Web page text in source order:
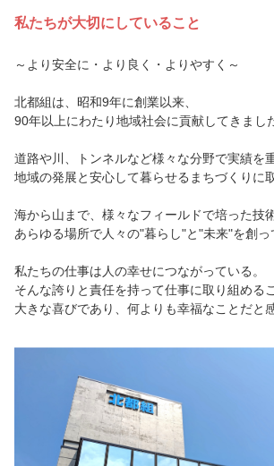
私たちが大切にしていること
～より安全に・より良く・よりやすく～
北都組は、昭和9年に創業以来、
90年以上にわたり地域社会に貢献してきまし
道路や川、トンネルなど様々な分野で実績を重
地域の発展と安心して暮らせるまちづくりに
海から山まで、様々なフィールドで培った技術
あらゆる場所で人々の"暮らし"と"未来"を創っ
私たちの仕事は人の幸せにつながっている。
そんな誇りと責任を持って仕事に取り組める
大きな喜びであり、何よりも幸福なことだと